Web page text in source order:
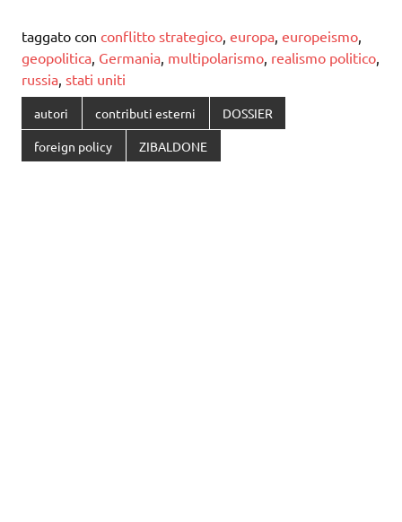
taggato con conflitto strategico, europa, europeismo,
geopolitica, Germania, multipolarismo, realismo politico,
russia, stati uniti
autori contributi esterni DOSSIER
foreign policy ZIBALDONE